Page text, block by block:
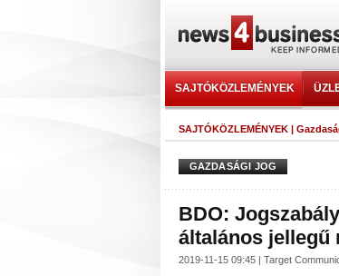
SAJTÓKÖZLEMÉNYEK
SAJTÓKÖZLEMÉNYEK |
GAZDASÁGI JOG
BDO:
általános jellegű
2019-11-15 09:45 | Target